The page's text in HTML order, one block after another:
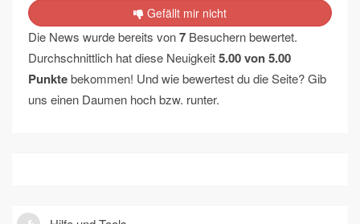
Gefällt mir nicht
Die News wurde bereits von7 Besuchern bewertet.
Durchschnittlich hat diese Neuigkeit5.00von5.00
Punktebekommen! Und wie bewertest du die Seite? Gib
uns einen Daumen hoch bzw. runter.